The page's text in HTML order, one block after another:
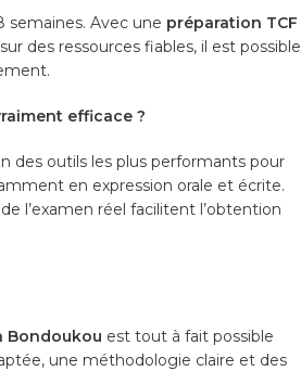
semaines. Avec une préparation TCF
des ressources fiables, il est possible
efficace ?
des outils les plus performants pour
en expression orale et écrite.
l’examen réel facilitent l’obtention
Bondoukou est tout à fait possible
une méthodologie claire et des